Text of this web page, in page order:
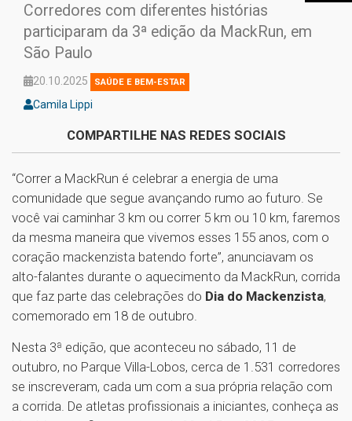
Corredores com diferentes histórias
participaram da 3ª edição da MackRun, em
São Paulo
20.10.2025 SAÚDE E BEM-ESTAR
Camila Lippi
COMPARTILHE NAS REDES SOCIAIS
“Correr a MackRun é celebrar a energia de uma
comunidade que segue avançando rumo ao futuro. Se
você vai caminhar 3 km ou correr 5 km ou 10 km, faremos
da mesma maneira que vivemos esses 155 anos, com o
coração mackenzista batendo forte”, anunciavam os
alto-falantes durante o aquecimento da MackRun, corrida
que faz parte das celebrações do Dia do Mackenzista,
comemorado em 18 de outubro.
Nesta 3ª edição, que aconteceu no sábado, 11 de
outubro, no Parque Villa-Lobos, cerca de 1.531 corredores
se inscreveram, cada um com a sua própria relação com
a corrida. De atletas profissionais a iniciantes, conheça as